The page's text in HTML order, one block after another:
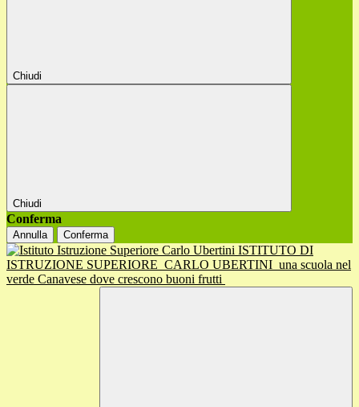
Chiudi
Chiudi
Conferma
Annulla Conferma
ISTITUTO DI
ISTRUZIONE SUPERIORE CARLO UBERTINI una scuola nel
verde Canavese dove crescono buoni frutti